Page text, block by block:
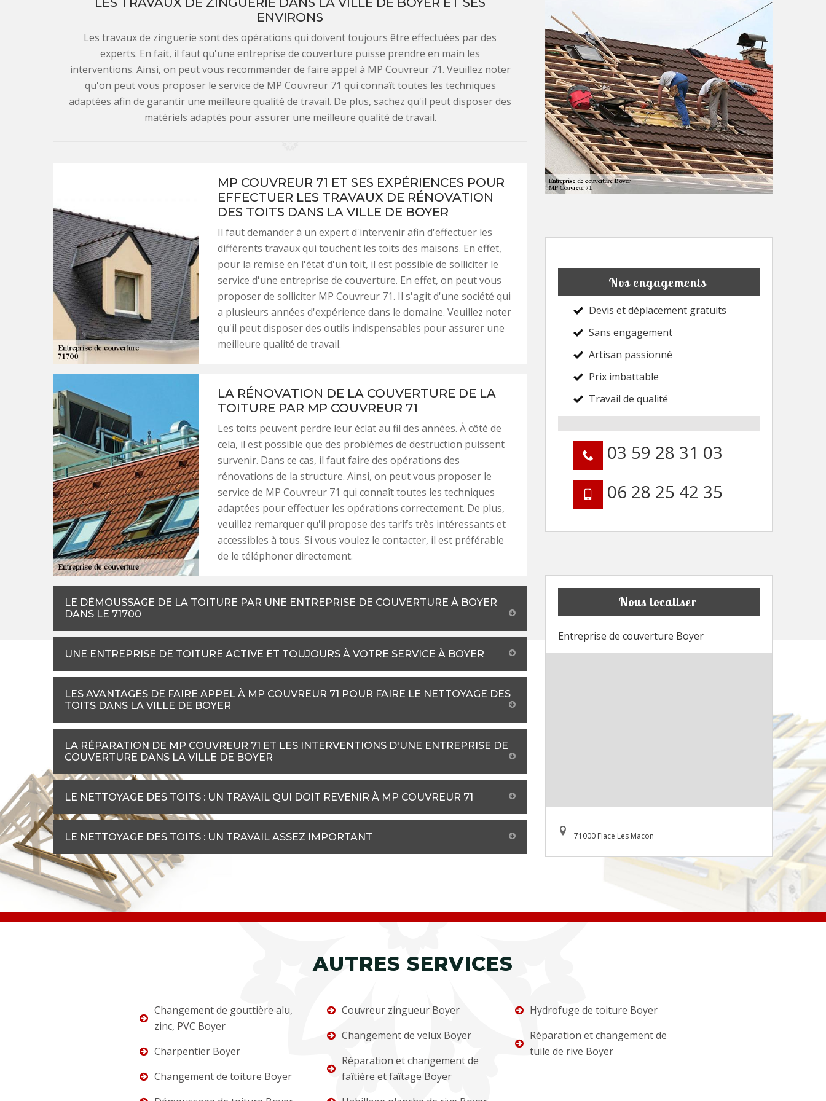
ENVIRONS
Les travaux de zinguerie sont des opérations qui doivent toujours être effectuées par des
experts. En fait, il faut qu'une entreprise de couverture puisse prendre en main les
interventions. Ainsi, on peut vous recommander de faire appel à MP Couvreur 71. Veuillez noter
qu'on peut vous proposer le service de MP Couvreur 71 qui connaît toutes les techniques
adaptées afin de garantir une meilleure qualité de travail. De plus, sachez qu'il peut disposer des
matériels adaptés pour assurer une meilleure qualité de travail.
MP COUVREUR 71 ET SES EXPÉRIENCES POUR
EFFECTUER LES TRAVAUX DE RÉNOVATION
DES TOITS DANS LA VILLE DE BOYER
Il faut demander à un expert d'intervenir afin d'effectuer les
différents travaux qui touchent les toits des maisons. En effet,
pour la remise en l'état d'un toit, il est possible de solliciter le
service d'une entreprise de couverture. En effet, on peut vous
proposer de solliciter MP Couvreur 71. Il s'agit d'une société qui
a plusieurs années d'expérience dans le domaine. Veuillez noter
qu'il peut disposer des outils indispensables pour assurer une
meilleure qualité de travail.
LA RÉNOVATION DE LA COUVERTURE DE LA
TOITURE PAR MP COUVREUR 71
Les toits peuvent perdre leur éclat au fil des années. À côté de
cela, il est possible que des problèmes de destruction puissent
survenir. Dans ce cas, il faut faire des opérations des
rénovations de la structure. Ainsi, on peut vous proposer le
service de MP Couvreur 71 qui connaît toutes les techniques
adaptées pour effectuer les opérations correctement. De plus,
veuillez remarquer qu'il propose des tarifs très intéressants et
accessibles à tous. Si vous voulez le contacter, il est préférable
de le téléphoner directement.
LE DÉMOUSSAGE DE LA TOITURE PAR UNE ENTREPRISE DE COUVERTURE À BOYER
DANS LE 71700
UNE ENTREPRISE DE TOITURE ACTIVE ET TOUJOURS À VOTRE SERVICE À BOYER
LES AVANTAGES DE FAIRE APPEL À MP COUVREUR 71 POUR FAIRE LE NETTOYAGE DES
TOITS DANS LA VILLE DE BOYER
LA RÉPARATION DE MP COUVREUR 71 ET LES INTERVENTIONS D'UNE ENTREPRISE DE
COUVERTURE DANS LA VILLE DE BOYER
LE NETTOYAGE DES TOITS : UN TRAVAIL QUI DOIT REVENIR À MP COUVREUR 71
LE NETTOYAGE DES TOITS : UN TRAVAIL ASSEZ IMPORTANT
Nos engagements
Devis et déplacement gratuits
Sans engagement
Artisan passionné
Prix imbattable
Travail de qualité
03 59 28 31 03
06 28 25 42 35
Nous localiser
Entreprise de couverture Boyer
71000 Flace Les Macon
AUTRES SERVICES
Changement de gouttière alu,
zinc, PVC Boyer
Charpentier Boyer
Changement de toiture Boyer
Couvreur zingueur Boyer
Changement de velux Boyer
Réparation et changement de
faîtière et faîtage Boyer
Hydrofuge de toiture Boyer
Réparation et changement de
tuile de rive Boyer